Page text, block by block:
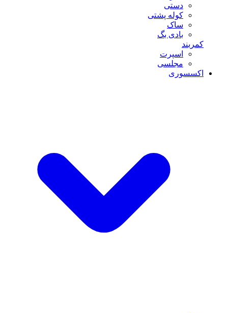
دستی
کوله پشتی
ساک
بادی بگ
کمربند
اسپرت
مجلسی
اکسسوری